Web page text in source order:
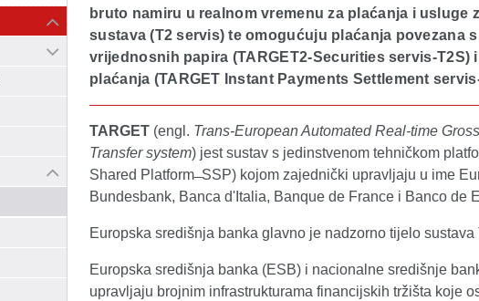
bruto namiru u realnom vremenu za plaćanja i usluge
sustava (T2 servis) te omogućuju plaćanja povezana
vrijednosnih papira (TARGET2-Securities servis-T2S)
plaćanja (TARGET Instant Payments Settlement
TARGET (engl. Trans-European Automated Real-time
Transfer system) jest sustav s jedinstvenom tehničkom
Shared Platform ̶ SSP) kojom zajednički upravljaju u ime
Bundesbank, Banca d'Italia, Banque de France i Banco de
Europska središnja banka glavno je nadzorno tijelo sustava
Europska središnja banka (ESB) i nacionalne središnje
upravljaju brojnim infrastrukturama financijskih tržišta koje